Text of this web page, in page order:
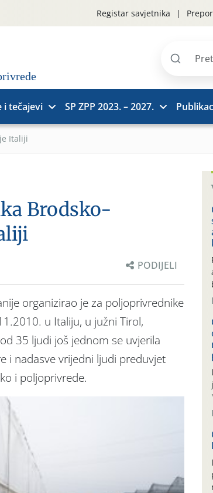
Registar savjetnika
Pretraži
i tečajevi SP ZPP 2023. – 2027.
Italiji
Brodsko-
PODIJELI
organizirao je za poljoprivrednike
u Italiju, u južni Tirol,
35 ljudi još jednom se uvjerila
i nadasve vrijedni ljudi preduvjet
i poljoprivrede.